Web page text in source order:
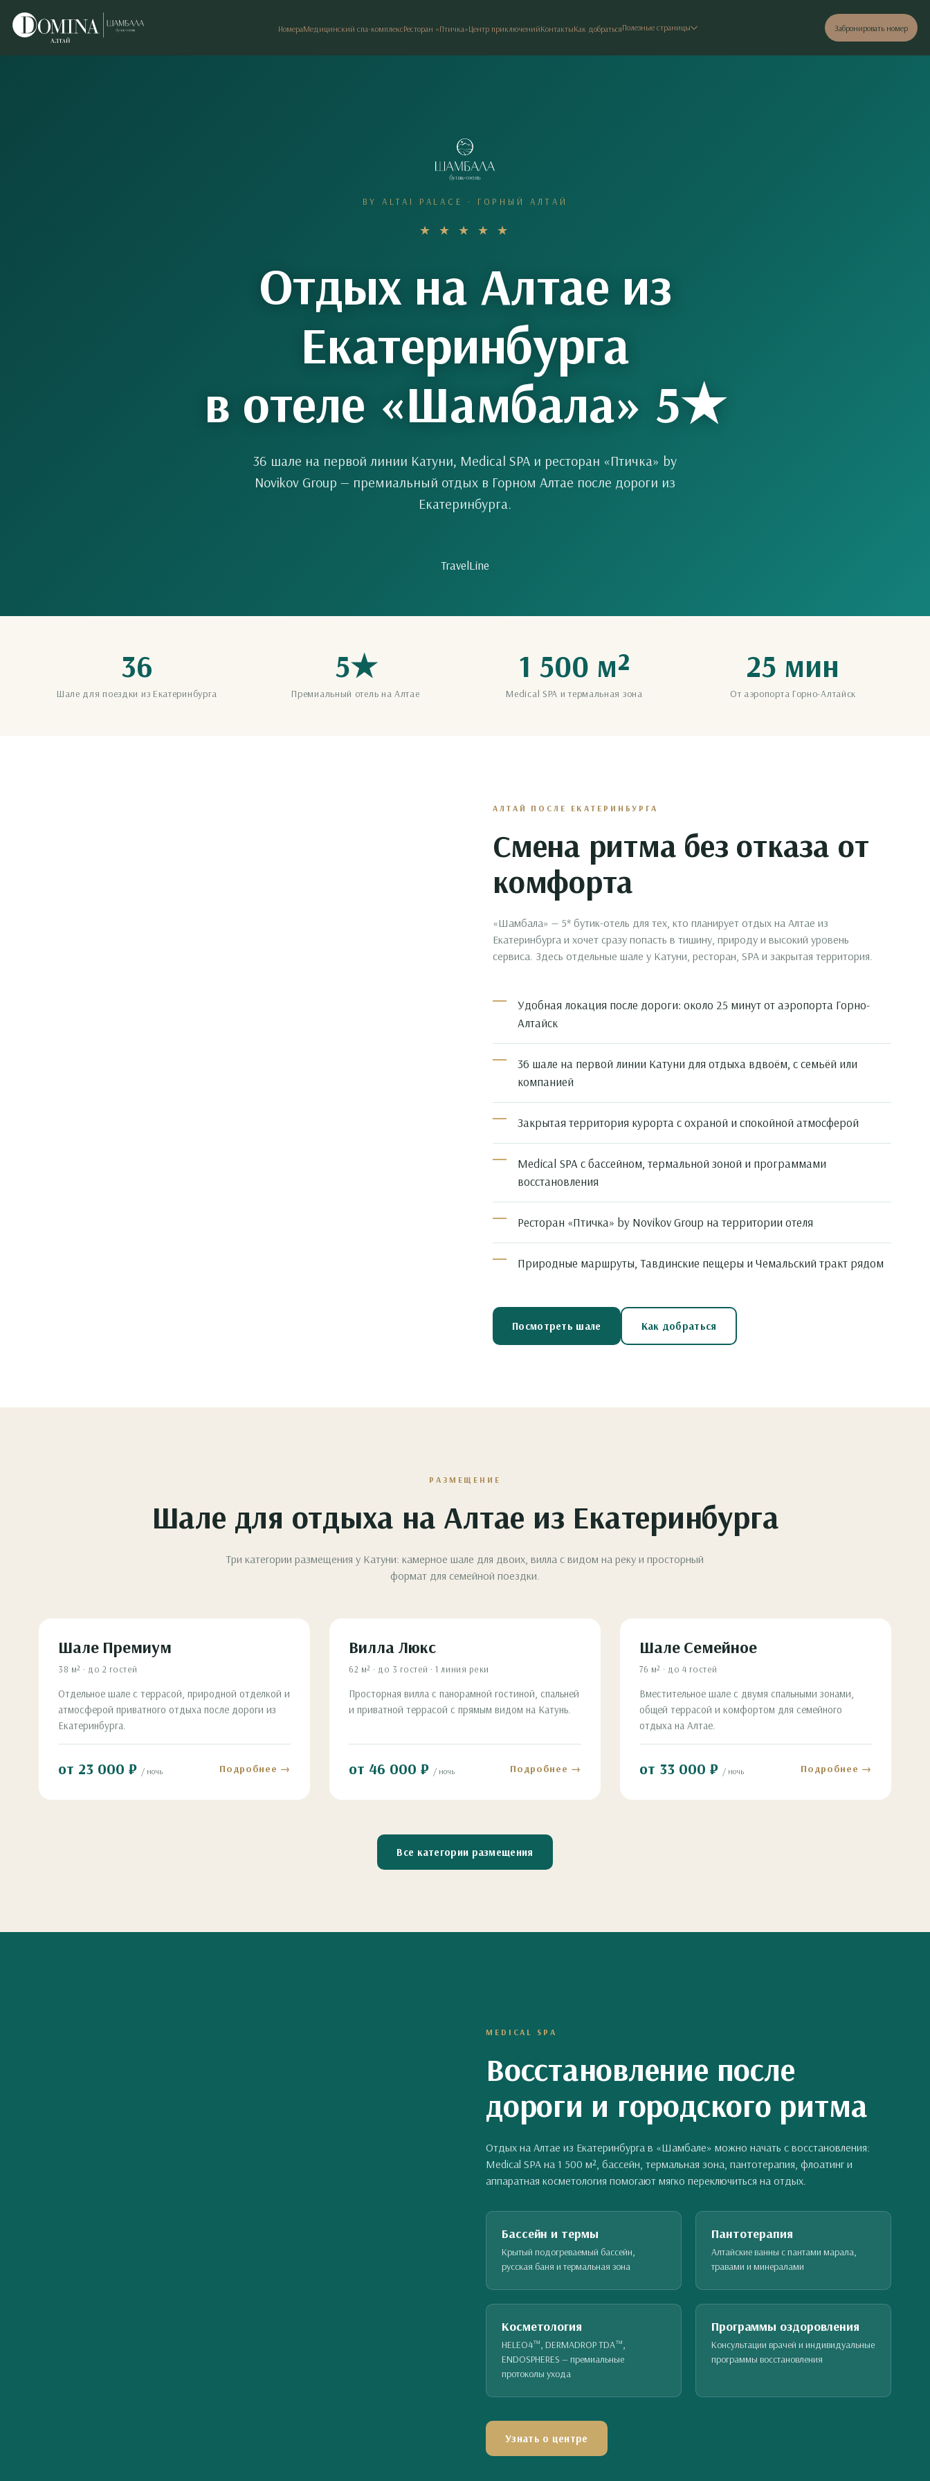
НомераМедицинский спа-комплексРесторан «Птичка»Центр приключенийКонтактыКак добратьсяПолезные страницы Забронировать номер
BY ALTAI PALACE · ГОРНЫЙ АЛТАЙ
★ ★ ★ ★ ★
Отдых на Алтае из
Екатеринбурга
в отеле «Шамбала» 5★
36 шале на первой линии Катуни, Medical SPA и ресторан «Птичка» by
Novikov Group — премиальный отдых в Горном Алтае после дороги из
Екатеринбурга.
TravelLine
36
Шале для поездки из Екатеринбурга
5★
Премиальный отель на Алтае
1 500 м²
Medical SPA и термальная зона
25 мин
От аэропорта Горно-Алтайск
АЛТАЙ ПОСЛЕ ЕКАТЕРИНБУРГА
Смена ритма без отказа от
комфорта
«Шамбала» — 5* бутик-отель для тех, кто планирует отдых на Алтае из
Екатеринбурга и хочет сразу попасть в тишину, природу и высокий уровень
сервиса. Здесь отдельные шале у Катуни, ресторан, SPA и закрытая территория.
Удобная локация после дороги: около 25 минут от аэропорта Горно-
Алтайск
36 шале на первой линии Катуни для отдыха вдвоём, с семьёй или
компанией
Закрытая территория курорта с охраной и спокойной атмосферой
Medical SPA с бассейном, термальной зоной и программами
восстановления
Ресторан «Птичка» by Novikov Group на территории отеля
Природные маршруты, Тавдинские пещеры и Чемальский тракт рядом
Посмотреть шале Как добраться
РАЗМЕЩЕНИЕ
Шале для отдыха на Алтае из Екатеринбурга
Три категории размещения у Катуни: камерное шале для двоих, вилла с видом на реку и просторный
формат для семейной поездки.
Шале Премиум
38 м² · до 2 гостей
Отдельное шале с террасой, природной отделкой и
атмосферой приватного отдыха после дороги из
Екатеринбурга.
от 23 000 ₽ / ночь Подробнее →
Вилла Люкс
62 м² · до 3 гостей · 1 линия реки
Просторная вилла с панорамной гостиной, спальней
и приватной террасой с прямым видом на Катунь.
от 46 000 ₽ / ночь Подробнее →
Шале Семейное
76 м² · до 4 гостей
Вместительное шале с двумя спальными зонами,
общей террасой и комфортом для семейного
отдыха на Алтае.
от 33 000 ₽ / ночь Подробнее →
Все категории размещения
MEDICAL SPA
Восстановление после
дороги и городского ритма
Отдых на Алтае из Екатеринбурга в «Шамбале» можно начать с восстановления:
Medical SPA на 1 500 м², бассейн, термальная зона, пантотерапия, флоатинг и
аппаратная косметология помогают мягко переключиться на отдых.
Бассейн и термы
Крытый подогреваемый бассейн,
русская баня и термальная зона
Пантотерапия
Алтайские ванны с пантами марала,
травами и минералами
Косметология
HELEO4™, DERMADROP TDA™,
ENDOSPHERES — премиальные
протоколы ухода
Программы оздоровления
Консультации врачей и индивидуальные
программы восстановления
Узнать о центре